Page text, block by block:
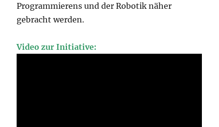
Programmierens und der Robotik näher
gebracht werden.
Video zur Initiative: